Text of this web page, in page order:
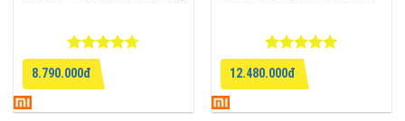
Được xếp
hạng4.67
5 sao
8.790.000đ
Được xếp
hạng
55
sao
12.480.000đ